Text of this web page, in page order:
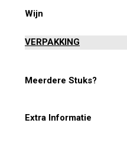
Wijn
VERPAKKING
Meerdere Stuks?
Extra Informatie